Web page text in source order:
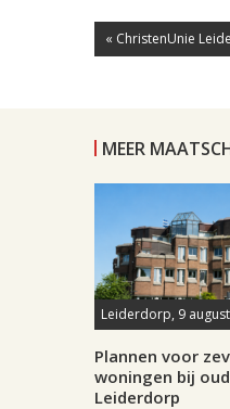
« ChristenUnie
MEER
Leiderdorp, 9
Plannen voor
woningen bij
Leiderdorp